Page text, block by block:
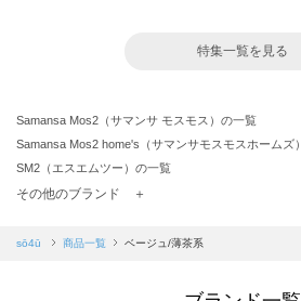
特集一覧を見る
Samansa Mos2（サマンサ モスモス）の一覧
Samansa Mos2 home's（サマンサモスモスホームズ
SM2（エスエムツー）の一覧
TSUHARU by Samansa Mos2（ツハルバイサマンサ
Samansa Mos2 blue（サマンサモスモス ブルー）の一
その他のブランド ＋
sō4ū 商品一覧 ベージュ/薄茶系